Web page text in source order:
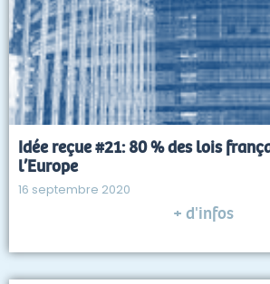
Idée reçue #21: 80 % des lois
l’Europe
16 septembre 2020
+ d'infos